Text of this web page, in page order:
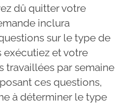
dû quitter votre
inclura
sur le type de
exécutiez et votre
travaillées par semaine
ces questions,
à déterminer le type